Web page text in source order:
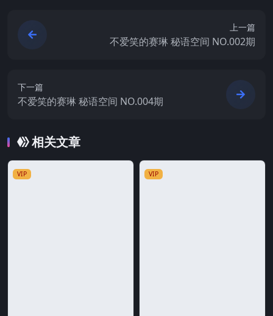
上一篇
不爱笑的赛琳 秘语空间 NO.002期
下一篇
不爱笑的赛琳 秘语空间 NO.004期
相关文章
VIP VIP